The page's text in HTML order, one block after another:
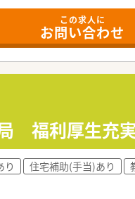
ランクインしています！
バランスよく人員配置
ていません。
長できる環境を整えてい
この求人に
お問い合わせ
福利厚生充
り 住宅補助(手当)あり